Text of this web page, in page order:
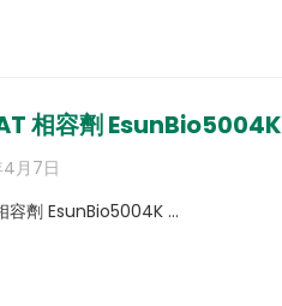
相容劑 EsunBio5004K
月7日
容劑 EsunBio5004K ...